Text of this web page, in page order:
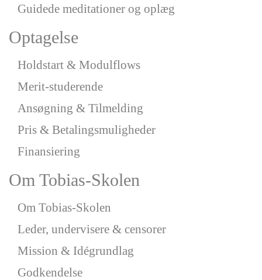
Guidede meditationer og oplæg
Optagelse
Holdstart & Modulflows
Merit-studerende
Ansøgning & Tilmelding
Pris & Betalingsmuligheder
Finansiering
Om Tobias-Skolen
Om Tobias-Skolen
Leder, undervisere & censorer
Mission & Idégrundlag
Godkendelse